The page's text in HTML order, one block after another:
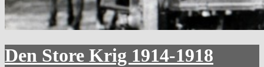
Den Store Krig 1914-1918